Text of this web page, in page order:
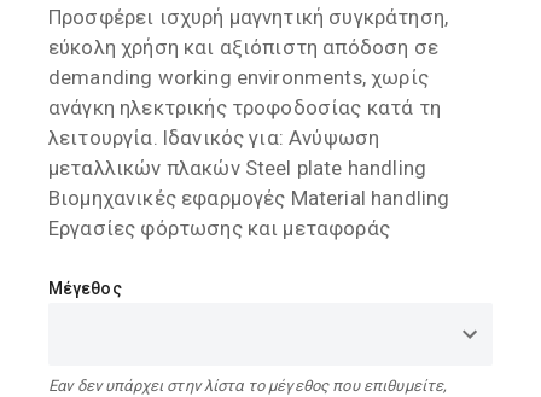
Προσφέρει ισχυρή μαγνητική συγκράτηση,
εύκολη χρήση και αξιόπιστη απόδοση σε
demanding working environments, χωρίς
ανάγκη ηλεκτρικής τροφοδοσίας κατά τη
λειτουργία. Ιδανικός για: Ανύψωση
μεταλλικών πλακών Steel plate handling
Βιομηχανικές εφαρμογές Material handling
Εργασίες φόρτωσης και μεταφοράς
Μέγεθος
Εαν δεν υπάρχει στην λίστα το μέγεθος που επιθυμείτε,